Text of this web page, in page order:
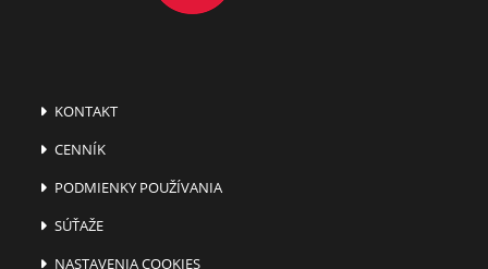
KONTAKT
CENNÍK
PODMIENKY POUŽÍVANIA
SÚŤAŽE
NASTAVENIA COOKIES